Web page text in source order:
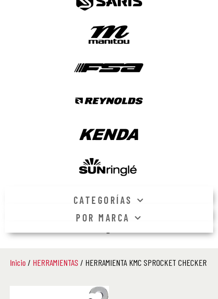
CATEGORÍAS
POR MARCA
–
Inicio / HERRAMIENTAS / HERRAMIENTA KMC SPROCKET CHECKER